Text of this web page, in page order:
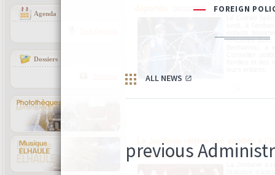
Agenda
Dossiers
16/01/2008
rencontre avec
La Jordanie réitère son soutien à
d’autonomie
15/01/2008